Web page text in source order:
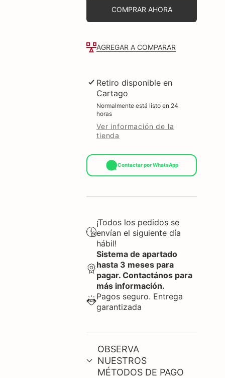
EF-
EF-
COMPRAR AHORA
AGREGAR A COMPARAR
Retiro disponible en
Cartago
Normalmente está listo en 24
horas
Ver información de la
tienda
Contactar por WhatsApp
¡Todos los pedidos se
envían el siguiente día
hábil!
Sistema de apartado
hasta 3 meses para
pagar. Contactános para
más información.
Pagos seguro. Entrega
garantizada
OBSERVA
NUESTROS
MÉTODOS DE PAGO